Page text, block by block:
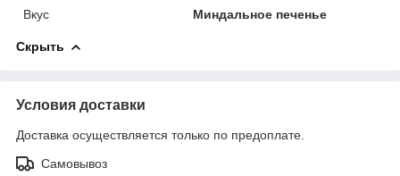
Вкус
Миндальное печенье
Скрыть
Условия доставки
Доставка осуществляется только по предоплате.
Самовывоз